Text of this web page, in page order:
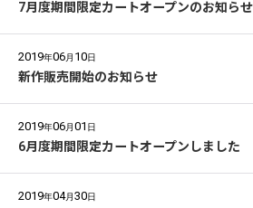
7月度期間限定カートオープンのお知らせ
2019年06月 10日
新作販売開始のお知らせ
2019年06月01 日
6月度期間限定カートオープンしました
2019年04月30日